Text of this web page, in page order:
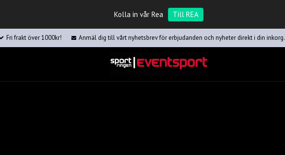
Kolla in vår Rea Till REA
Fri frakt över 1000kr! Anmäl dig till vårt nyhetsbrev för erbjudanden och nyheter direkt i din inkorg.